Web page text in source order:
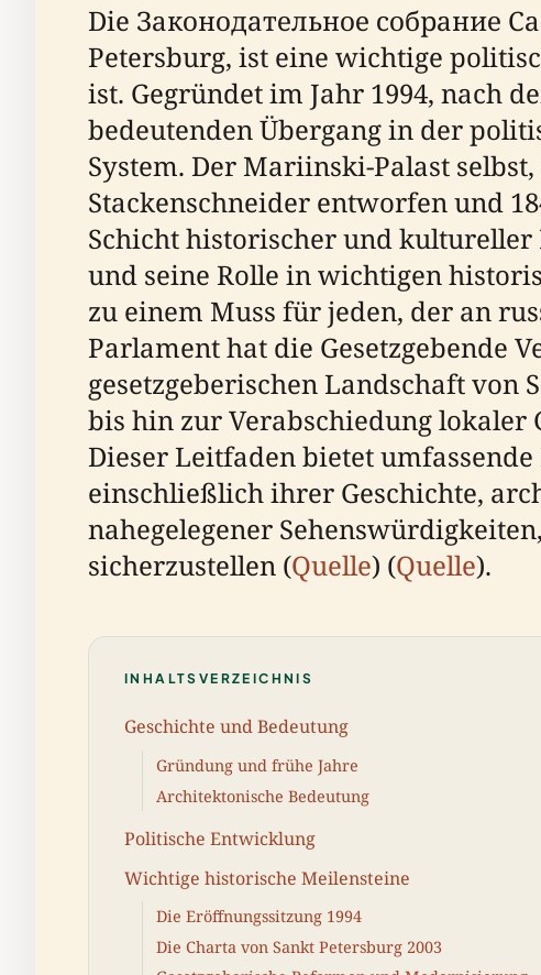
Die Законодательное собрание
Petersburg, ist eine wichtige
ist. Gegründet im Jahr 1994, nach
bedeutenden Übergang in der
System. Der Mariinski-Palast
Stackenschneider entworfen und
Schicht historischer und kultureller
und seine Rolle in wichtigen
zu einem Muss für jeden, der an
Parlament hat die Gesetzgebende
gesetzgeberischen Landschaft von
bis hin zur Verabschiedung lokaler
Dieser Leitfaden bietet
einschließlich ihrer Geschichte,
nahegelegener
sicherzustellen (Quelle) (Quelle).
INHALTSVERZEICHNIS
Geschichte und Bedeutung
Gründung und frühe Jahre
Architektonische Bedeutung
Politische Entwicklung
Wichtige historische Meilensteine
Die Eröffnungssitzung 1994
Die Charta von Sankt Petersburg 2003